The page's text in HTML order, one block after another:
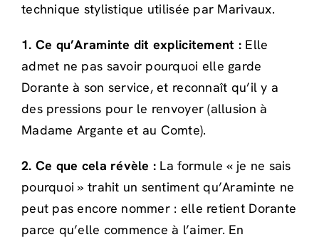
technique stylistique utilisée par Marivaux.
1. Ce qu’Araminte dit explicitement : Elle
admet ne pas savoir pourquoi elle garde
Dorante à son service, et reconnaît qu’il y a
des pressions pour le renvoyer (allusion à
Madame Argante et au Comte).
2. Ce que cela révèle : La formule « je ne sais
pourquoi » trahit un sentiment qu’Araminte ne
peut pas encore nommer : elle retient Dorante
parce qu’elle commence à l’aimer. En